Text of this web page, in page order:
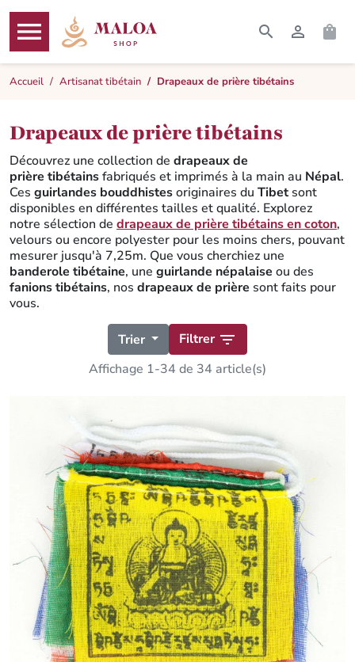

MENU
  
Accueil Artisanat tibétain Drapeaux de prière tibétains
Drapeaux de prière tibétains
Découvrez une collection de drapeaux de
prière tibétainsfabriqués et imprimés à la main au Népal.
Ces guirlandes bouddhistesoriginaires du Tibet sont
disponibles en différentes tailles et qualité. Explorez
notre sélection de drapeaux de prière tibétains en coton,
velours ou encore polyester pour les moins chers, pouvant
mesurer jusqu'à 7,25m. Que vous cherchiez une
banderole tibétaine, une guirlande népalaise ou des
fanions tibétains, nos drapeaux de prière sont faits pour
vous.
Trier Filtrer 
Affichage 1-34 de 34 article(s)